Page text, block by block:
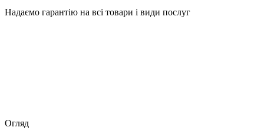
Надаємо гарантію на всі товари і види послуг
Огляд